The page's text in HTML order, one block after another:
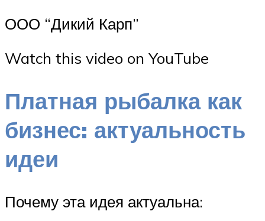
ООО “Дикий Карп”
Watch this video on YouTube
Платная рыбалка как
бизнес: актуальность
идеи
Почему эта идея актуальна: